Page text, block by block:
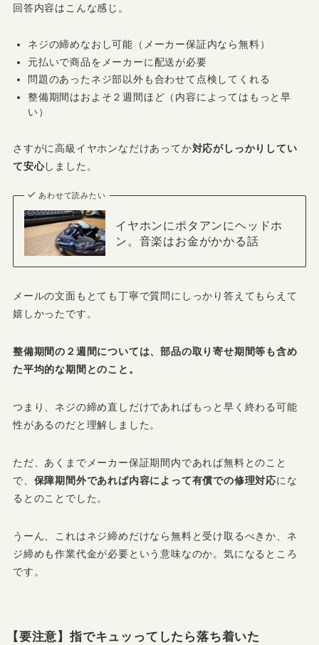
回答内容はこんな感じ。
ネジの締めなおし可能（メーカー保証内なら無料）
元払いで商品をメーカーに配送が必要
問題のあったネジ部以外も合わせて点検してくれる
整備期間はおよそ２週間ほど（内容によってはもっと早
い）
さすがに高級イヤホンなだけあってか対応がしっかりしてい
て安心しました。
あわせて読みたい
イヤホンにポタアンにヘッドホ
ン。音楽はお金がかかる話
メールの文面もとても丁寧で質問にしっかり答えてもらえて
嬉しかったです。
整備期間の２週間については、部品の取り寄せ期間等も含め
た平均的な期間とのこと。
つまり、ネジの締め直しだけであればもっと早く終わる可能
性があるのだと理解しました。
ただ、あくまでメーカー保証期間内であれば無料とのこと
で、 保障期間外であれば内容によって有償での修理対応にな
るとのことでした。
うーん、これはネジ締めだけなら無料と受け取るべきか、ネ
ジ締めも作業代金が必要という意味なのか。気になるところ
です。
【要注意】指でキュッってしたら落ち着いた